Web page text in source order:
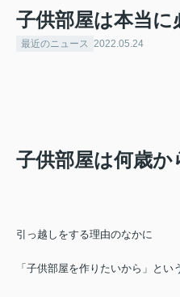
子供部屋は本当に
最近のニュース 2022.05.24
子供部屋は何歳か
引っ越しをする理由のなかに
「子供部屋を作りたいから」とい